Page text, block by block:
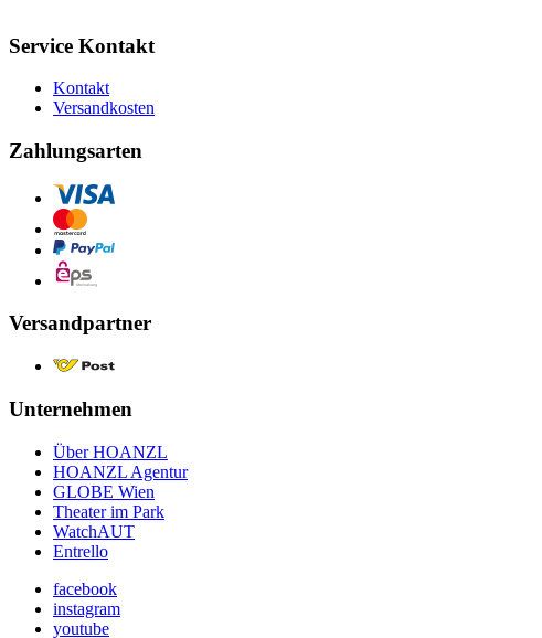
Service Kontakt
Kontakt
Versandkosten
Zahlungsarten
Versandpartner
Unternehmen
Über HOANZL
HOANZL Agentur
GLOBE Wien
Theater im Park
WatchAUT
Entrello
facebook
instagram
youtube